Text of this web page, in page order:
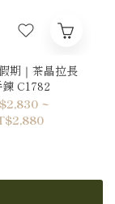
期｜茶晶拉長
C1782
~